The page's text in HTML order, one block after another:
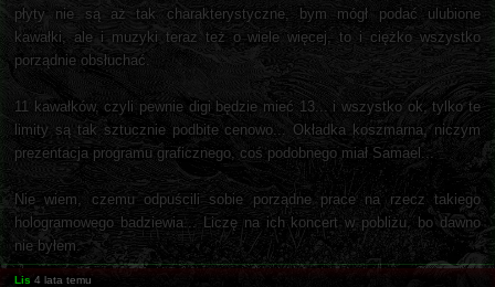
płyty nie są aż tak charakterystyczne, bym mógł podać ulubione
kawałki, ale i muzyki teraz też o wiele więcej, to i ciężko wszystko
porządnie obsłuchać.
11 kawałków, czyli pewnie digi będzie mieć 13... i wszystko ok, tylko te
limity są tak sztucznie podbite cenowo... Okładka koszmarna, niczym
prezentacja programu graficznego, coś podobnego miał Samael...
Nie wiem, czemu odpuścili sobie porządne prace na rzecz takiego
hologramowego badziewia... Liczę na ich koncert w pobliżu, bo dawno
nie byłem.
Lis 4 lata temu